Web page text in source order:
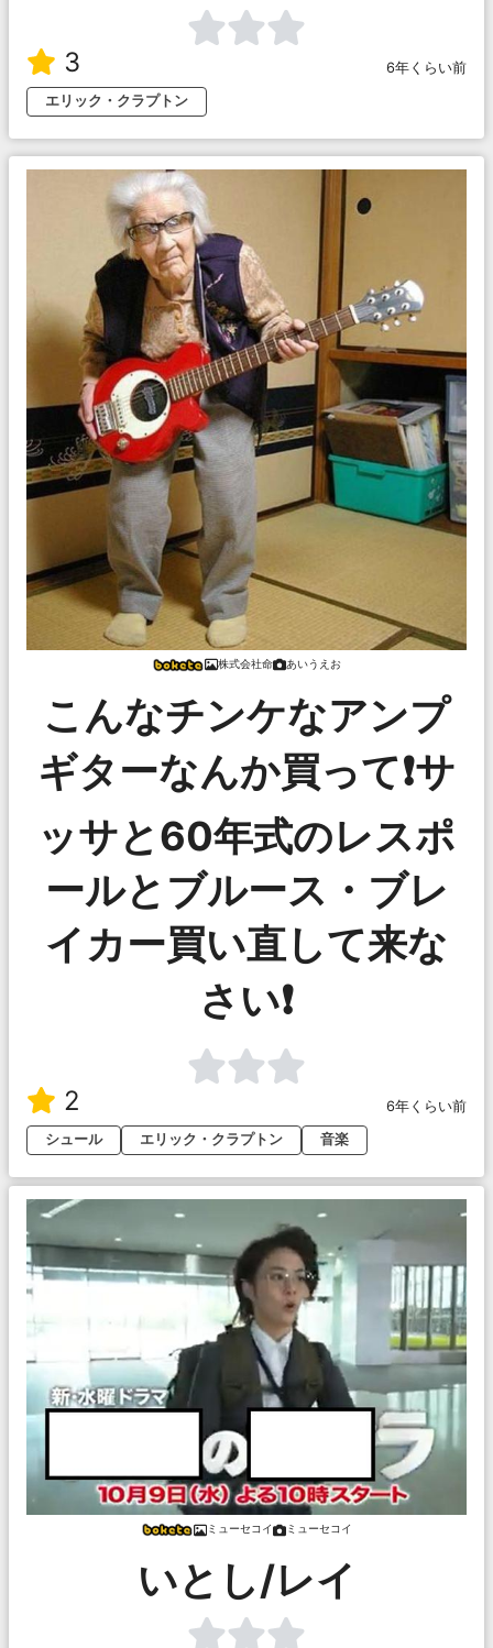
3
6年くらい前
エリック・クラプトン
株式会社命 あいうえお
こんなチンケなアンプ
ギターなんか買って❗️サ
ッサと60年式のレスポ
ールとブルース・ブレ
イカー買い直して来な
さい❗️
2
6年くらい前
シュール
エリック・クラプトン 音楽
ミューセコイ ミューセコイ
いとし/レイ